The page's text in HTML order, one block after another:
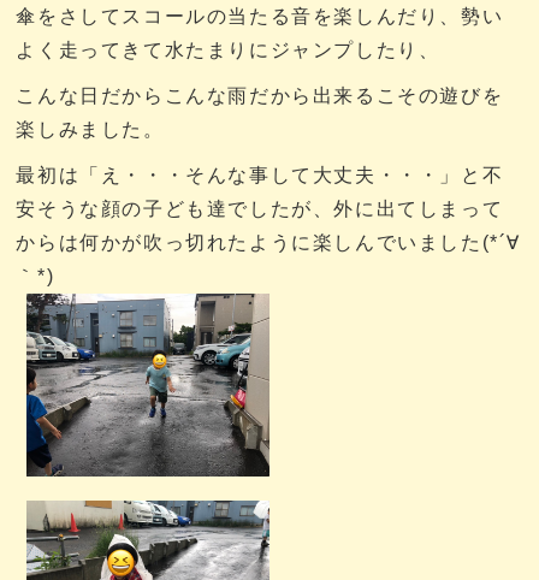
傘をさしてスコールの当たる音を楽しんだり、勢い
よく走ってきて水たまりにジャンプしたり、
こんな日だからこんな雨だから出来るこその遊びを
楽しみました。
最初は「え・・・そんな事して大丈夫・・・」と不
安そうな顔の子ども達でしたが、外に出てしまって
からは何かが吹っ切れたように楽しんでいました(*´∀
｀*)